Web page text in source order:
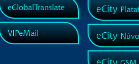
eGlobalTranslate
VIPeMail
eCity
eCity